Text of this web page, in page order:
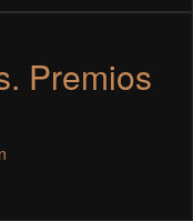
Premios